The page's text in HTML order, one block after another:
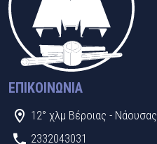
ΕΠΙΚΟΙΝΩΝΊΑ
12° χλμ Βέροιας - Νάουσας
2332043031